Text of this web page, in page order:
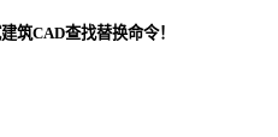
筑CAD查找替换命令！